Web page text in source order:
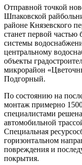
Отправной точкой
Шпаковской
районе Князевского
станет первой
системы
центральному
объекты
микрорайон
Подгорный.
По состоянию на
монтаж примерно
специалистами
автомобильной
Специальная
горизонтальном
повреждения и
покрытия.